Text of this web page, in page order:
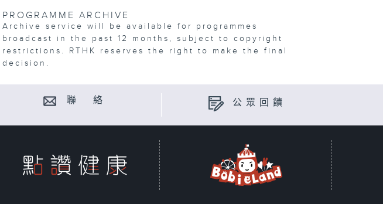
PROGRAMME ARCHIVE
Archive service will be available for programmes
broadcast in the past 12 months, subject to copyright
restrictions. RTHK reserves the right to make the final
decision.
聯 絡 公眾回饋